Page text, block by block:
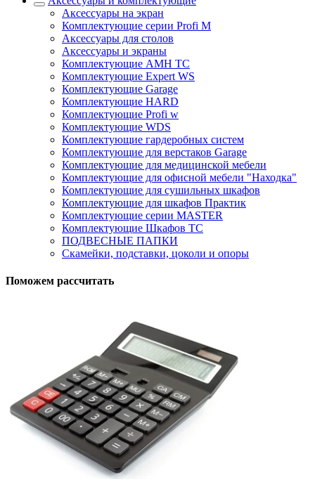
Аксессуары на экран
Комплектующие серии Profi M
Аксессуары для столов
Аксессуары и экраны
Комплектующие AMH TC
Комплектующие Expert WS
Комплектующие Garage
Комплектующие HARD
Комплектующие Profi w
Комплектующие WDS
Комплектующие гардеробных систем
Комплектующие для верстаков Garage
Комплектующие для медицинской мебели
Комплектующие для офисной мебели "Находка"
Комплектующие для сушильных шкафов
Комплектующие для шкафов Практик
Комплектующие серии MASTER
Комплектующие Шкафов ТС
ПОДВЕСНЫЕ ПАПКИ
Скамейки, подставки, цоколи и опоры
Поможем рассчитать